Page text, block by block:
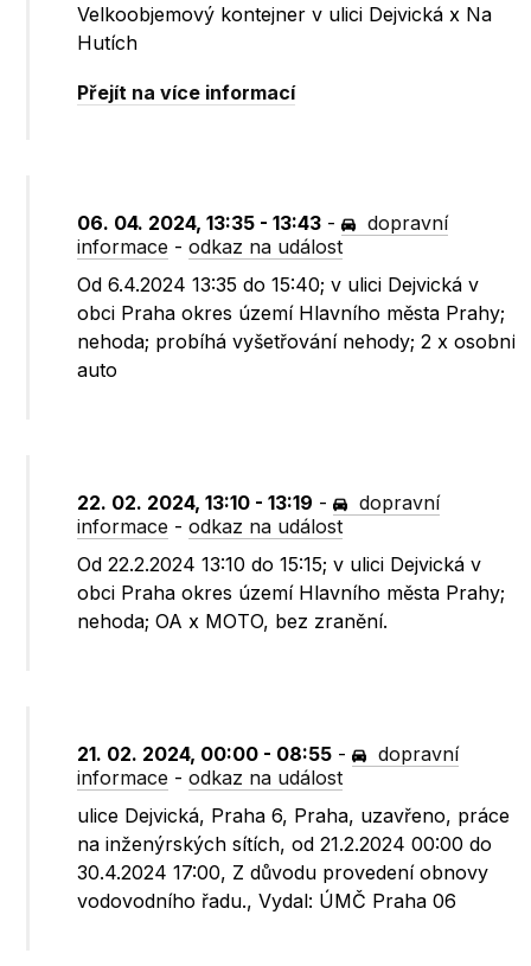
Velkoobjemový kontejner v ulici Dejvická x Na
Hutích
Přejít na více informací
06. 04. 2024, 13:35 - 13:43 -
dopravní
informace -odkaz na událost
Od 6.4.2024 13:35 do 15:40; v ulici Dejvická v
obci Praha okres území Hlavního města Prahy;
nehoda; probíhá vyšetřování nehody; 2 x osobní
auto
22. 02. 2024, 13:10 - 13:19 -
dopravní
informace -odkaz na událost
Od 22.2.2024 13:10 do 15:15; v ulici Dejvická v
obci Praha okres území Hlavního města Prahy;
nehoda; OA x MOTO, bez zranění.
21. 02. 2024, 00:00 - 08:55 -
dopravní
informace -odkaz na událost
ulice Dejvická, Praha 6, Praha, uzavřeno, práce
na inženýrských sítích, od 21.2.2024 00:00 do
30.4.2024 17:00, Z důvodu provedení obnovy
vodovodního řadu., Vydal: ÚMČ Praha 06